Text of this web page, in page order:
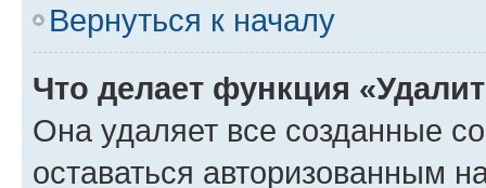
Вернуться к началу
Что делает функция
Она удаляет все созданные
оставаться авторизованным